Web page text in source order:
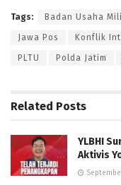
Tags: Badan Usaha
Jawa Pos Konflik
PLTU Polda Jatim
Related Posts
YLBHI
Aktivis